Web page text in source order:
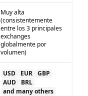
Muy alta
(consistentemente
entre los 3 principales
exchanges
globalmente por
volumen)
USD EUR GBP
AUD
BRL
and many others